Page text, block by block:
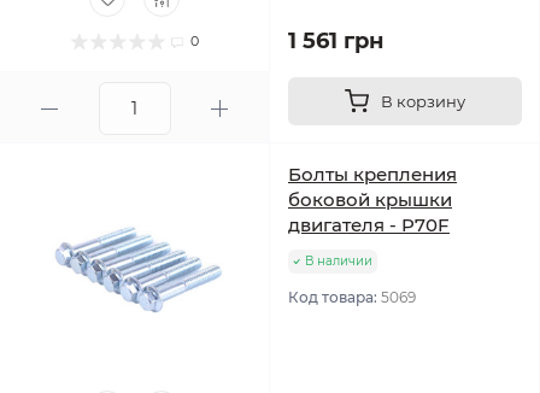
0 1 561 грн
В корзину
Болты крепления
боковой крышки
двигателя - P70F
В наличии
Код товара: 5069